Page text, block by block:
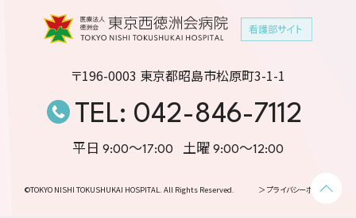
〒196-0003 東京都昭島市松原町3-1-1
TEL: 042-846-7112
平日 9:00〜17:00 土曜 9:00〜12:00
©TOKYO NISHI TOKUSHUKAI HOSPITAL. All Rights Reserved. ＞ プライバシーポリシー